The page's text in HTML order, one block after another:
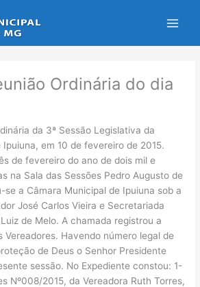
Ordinária do dia
da 3ª Sessão Legislativa da
em 10 de fevereiro de 2015.
de fevereiro do ano de dois mil e
na Sala das Sessões Pedro Augusto de
se a Câmara Municipal de Ipuiuna sob a
José Carlos Vieira e Secretariada
de Melo. A chamada registrou a
Vereadores. Havendo número legal de
de Deus o Senhor Presidente
sessão. No Expediente constou: 1-
Nº008/2015, da Vereadora Ruth Torres,